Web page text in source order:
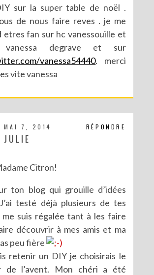
sur la super table de noël .
de nous faire reves . je me
etres fan sur hc vanessouille et
degrave et sur
vanessa54440. merci
vite vanessa
RÉPONDRE
MAI 7, 2014
JULIE
Citron!
ton blog qui grouille d’idées
testé déjà plusieurs de tes
suis régalée tant à les faire
découvrir à mes amis et ma
peu fière
retenir un DIY je choisirais le
de l’avent. Mon chéri a été